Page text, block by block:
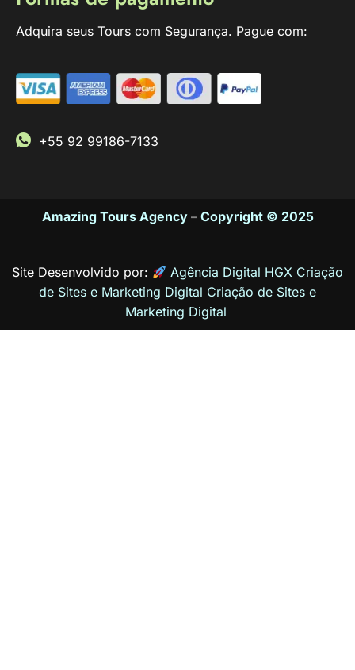
Adquira seus Tours com Segurança. Pague com:
+55 92 99186-7133
Amazing Tours Agency– Copyright © 2025
Site Desenvolvido por:
Agência Digital HGX Criação
de Sites e Marketing Digital Criação de Sites e
Marketing Digital